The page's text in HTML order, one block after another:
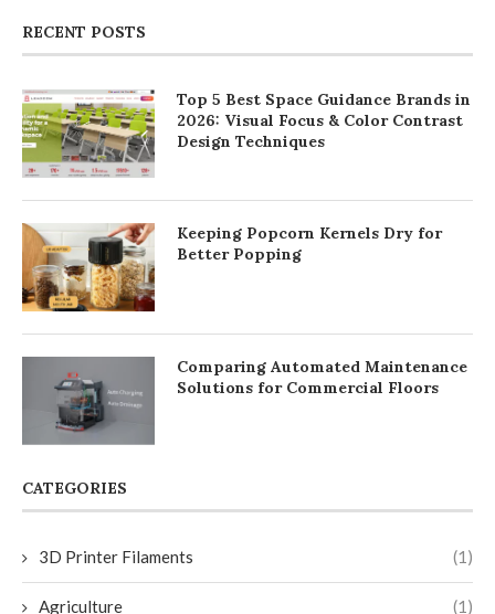
RECENT POSTS
Top 5 Best Space Guidance Brands in
2026: Visual Focus & Color Contrast
Design Techniques
Keeping Popcorn Kernels Dry for
Better Popping
Comparing Automated Maintenance
Solutions for Commercial Floors
CATEGORIES
3D Printer Filaments (1)
Agriculture (1)